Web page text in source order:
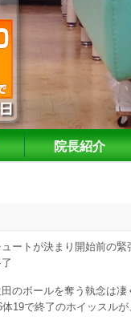
院長紹介
ートが決まり開始前の緊
のボールを奪う執念は
19で終了のホイッスルが